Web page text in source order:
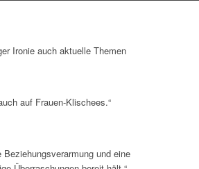
Ironie auch aktuelle Themen
auf Frauen-Klischees.“
und eine